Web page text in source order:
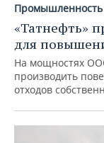
Промышленность
«Татнефть»
для
На мощностях
производить
отходов